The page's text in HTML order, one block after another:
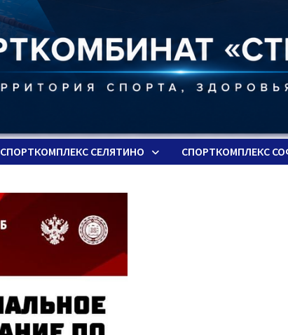
СПОРТКОМПЛЕКС СЕЛЯТИНО СПОРТКОМПЛЕКС